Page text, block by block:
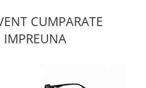
CUMPARATE
IMPREUNA